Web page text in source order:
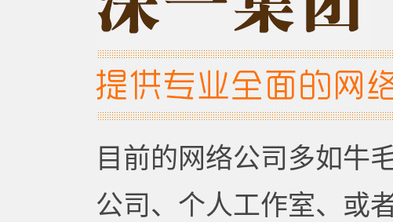
目前的网络公司多如牛
公司、个人工作室、或